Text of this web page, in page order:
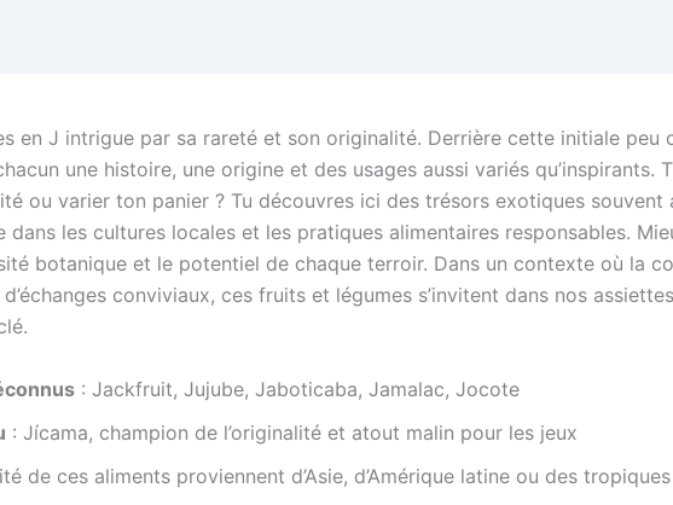
en J intrigue par sa rareté et son originalité. Derrière cette initiale peu
une histoire, une origine et des usages aussi variés qu’inspirants.
ou varier ton panier ? Tu découvres ici des trésors exotiques
les cultures locales et les pratiques alimentaires responsables.
botanique et le potentiel de chaque terroir. Dans un contexte où la
conviviaux, ces fruits et légumes s’invitent dans nos
: Jackfruit, Jujube, Jaboticaba, Jamalac, Jocote
: Jícama, champion de l’originalité et atout malin pour les jeux
de ces aliments proviennent d’Asie, d’Amérique latine ou des tropiques